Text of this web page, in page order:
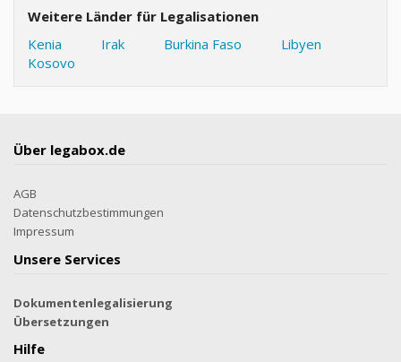
Weitere Länder für Legalisationen
Kenia
Irak Burkina Faso
Libyen
Kosovo
Über legabox.de
AGB
Datenschutzbestimmungen
Impressum
Unsere Services
Dokumentenlegalisierung
Übersetzungen
Hilfe